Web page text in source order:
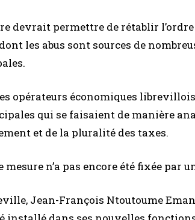
devrait permettre de rétablir
les abus sont sources de
opérateurs économiques
qui se faisaient de manière
et de la pluralité des taxes.
mesure n’a pas encore été fixée par
Jean-François Ntoutoume